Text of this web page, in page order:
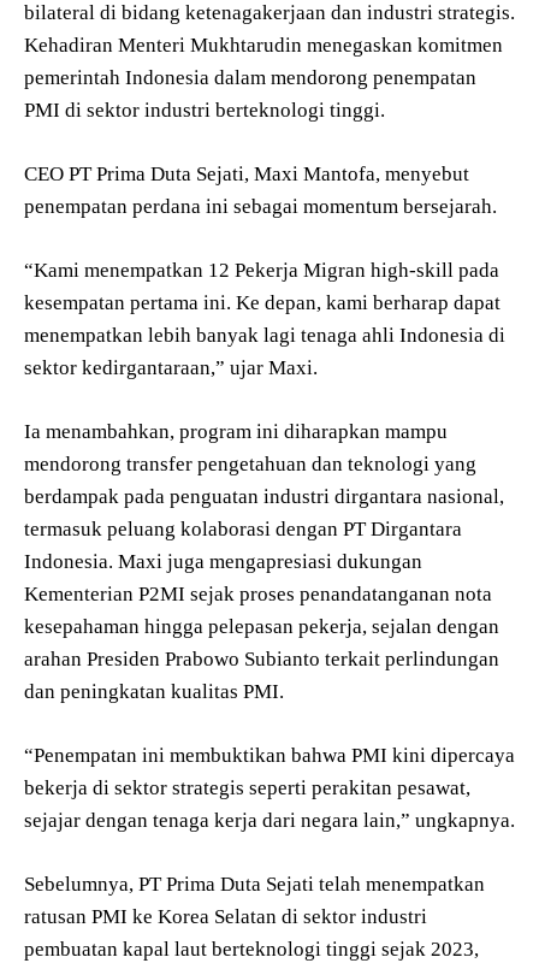
bilateral di bidang ketenagakerjaan dan industri strategis.
Kehadiran Menteri Mukhtarudin menegaskan komitmen
pemerintah Indonesia dalam mendorong penempatan
PMI di sektor industri berteknologi tinggi.
CEO PT Prima Duta Sejati, Maxi Mantofa, menyebut
penempatan perdana ini sebagai momentum bersejarah.
“Kami menempatkan 12 Pekerja Migran high-skill pada
kesempatan pertama ini. Ke depan, kami berharap dapat
menempatkan lebih banyak lagi tenaga ahli Indonesia di
sektor kedirgantaraan,” ujar Maxi.
Ia menambahkan, program ini diharapkan mampu
mendorong transfer pengetahuan dan teknologi yang
berdampak pada penguatan industri dirgantara nasional,
termasuk peluang kolaborasi dengan PT Dirgantara
Indonesia. Maxi juga mengapresiasi dukungan
Kementerian P2MI sejak proses penandatanganan nota
kesepahaman hingga pelepasan pekerja, sejalan dengan
arahan Presiden Prabowo Subianto terkait perlindungan
dan peningkatan kualitas PMI.
“Penempatan ini membuktikan bahwa PMI kini dipercaya
bekerja di sektor strategis seperti perakitan pesawat,
sejajar dengan tenaga kerja dari negara lain,” ungkapnya.
Sebelumnya, PT Prima Duta Sejati telah menempatkan
ratusan PMI ke Korea Selatan di sektor industri
pembuatan kapal laut berteknologi tinggi sejak 2023,